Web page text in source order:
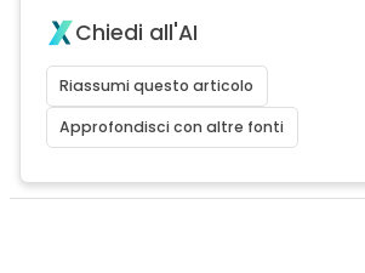
Chiedi all'AI
Riassumi questo articolo
Approfondisci con altre fonti